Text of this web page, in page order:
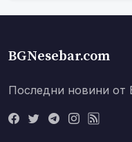
BGNesebar.com
Последни новини от